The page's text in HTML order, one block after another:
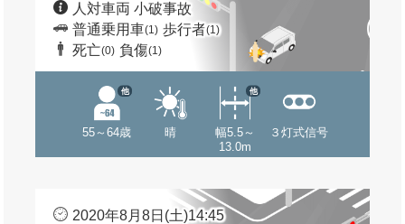
人対車両 小破事故
普通乗用車(1) 歩行者(1)
死亡(0) 負傷(1)
55～64歳
他
晴
幅5.5～
13.0m
他
３灯式信号
2020年8月8日(土)14:45